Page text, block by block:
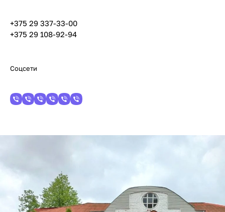
+375 29 337-33-00
+375 29 108-92-94
Соцсети